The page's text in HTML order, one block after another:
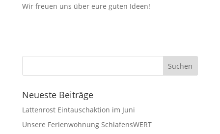
Wir freuen uns über eure guten Ideen!
Neueste Beiträge
Lattenrost Eintauschaktion im Juni
Unsere Ferienwohnung SchlafensWERT